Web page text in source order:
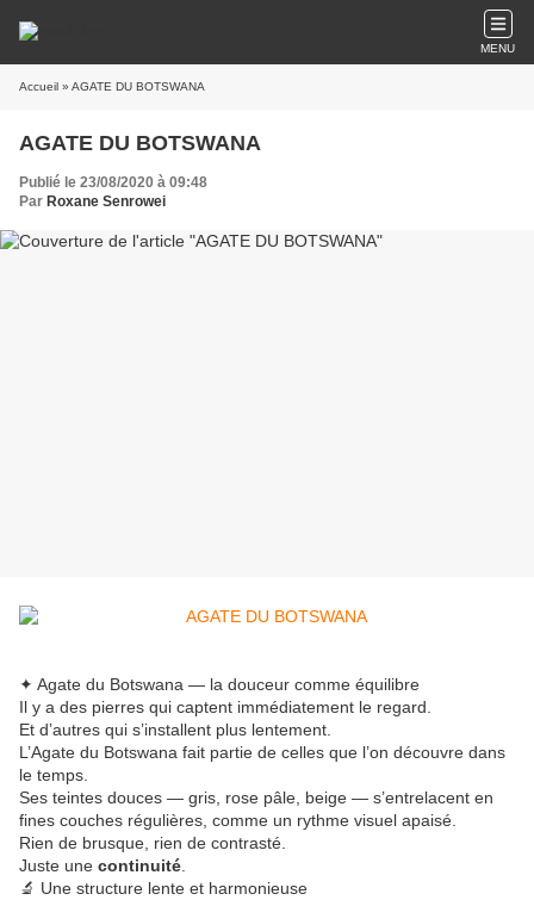
MENU
Accueil » AGATE DU BOTSWANA
AGATE DU BOTSWANA
Publié le 23/08/2020 à 09:48
Par Roxane Senrowei
✦ Agate du Botswana — la douceur comme équilibre
Il y a des pierres qui captent immédiatement le regard.
Et d’autres qui s’installent plus lentement.
L’Agate du Botswana fait partie de celles que l’on découvre dans
le temps.
Ses teintes douces — gris, rose pâle, beige — s’entrelacent en
fines couches régulières, comme un rythme visuel apaisé.
Rien de brusque, rien de contrasté.
Juste une continuité
🔬 Une structure lente et harmonieuse